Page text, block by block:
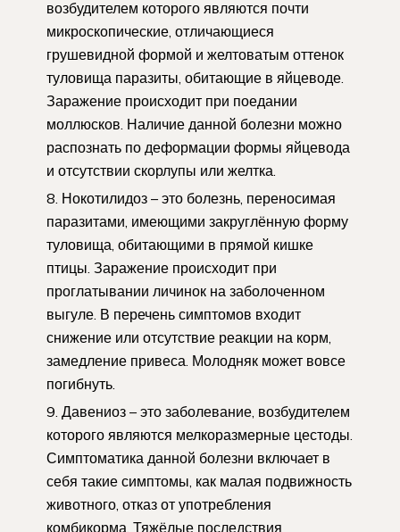
возбудителем которого являются почти
микроскопические, отличающиеся
грушевидной формой и желтоватым оттенок
туловища паразиты, обитающие в яйцеводе.
Заражение происходит при поедании
моллюсков. Наличие данной болезни можно
распознать по деформации формы яйцевода
и отсутствии скорлупы или желтка.
Нокотилидоз – это болезнь, переносимая
паразитами, имеющими закруглённую форму
туловища, обитающими в прямой кишке
птицы. Заражение происходит при
проглатывании личинок на заболоченном
выгуле. В перечень симптомов входит
снижение или отсутствие реакции на корм,
замедление привеса. Молодняк может вовсе
погибнуть.
Давениоз – это заболевание, возбудителем
которого являются мелкоразмерные цестоды.
Симптоматика данной болезни включает в
себя такие симптомы, как малая подвижность
животного, отказ от употребления
комбикорма. Тяжёлые последствия